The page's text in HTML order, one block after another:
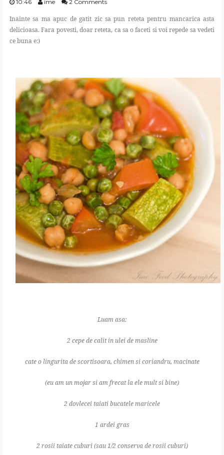
10:46 ime 2 Comments
Inainte sa ma apuc de gatit zic sa pun reteta pentru mancarica asta
delicioasa. Fara povesti, doar reteta, ca sa o faceti si voi repede sa vedeti
ce buna e:)
Luam asa:
2 cepe de calit in ulei de masline
cate o lingurita de scortisoara, chimen si coriandru, macinate
(eu am un mojar si am frecat la ele mult si bine)
2 dovlecei taiati bucatele maricele
1 ardei gras
2 rosii taiate cuburi (sau 1/2 conserva de rosii cuburi)